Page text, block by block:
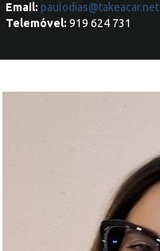
Email: paulodias@takeacar.net
Telemóvel: 919 624 731